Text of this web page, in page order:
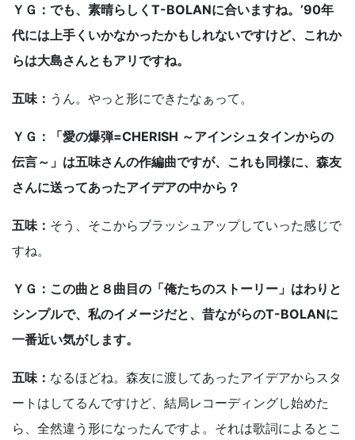
ＹＧ：でも、素晴らしくT-BOLANに合いますね。’90年
代には上手くいかなかったかもしれないですけど、これか
らは大島さんともアリですね。
五味： うん。やっと形にできたなぁって。
ＹＧ：「愛の爆弾=CHERISH ～アインシュタインからの
伝言～」は五味さんの作編曲ですが、これも同様に、森友
さんに送ってあったアイデアの中から？
五味： そう、そこからブラッシュアップしていった感じで
すね。
ＹＧ：この曲と８曲目の「俺たちのストーリー」はわりと
シンプルで、私のイメージだと、昔ながらのT-BOLANに
一番近い気がします。
五味： なるほどね。森友に渡してあったアイデアからスタ
ートはしてるんですけど、結局レコーディングし始めた
ら、全然違う形になったんですよ。それは歌詞によるとこ